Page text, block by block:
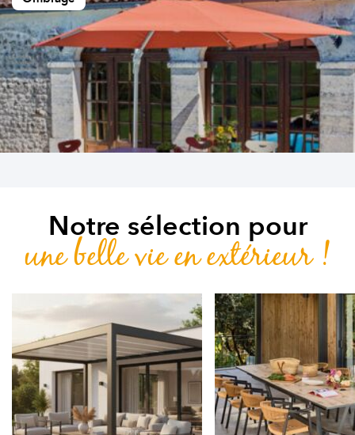
Notre sélection pour
une belle vie en extérieur !